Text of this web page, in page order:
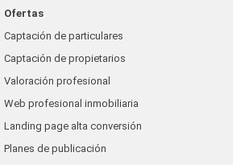
Ofertas
Captación de particulares
Captación de propietarios
Valoración profesional
Web profesional inmobiliaria
Landing page alta conversión
Planes de publicación